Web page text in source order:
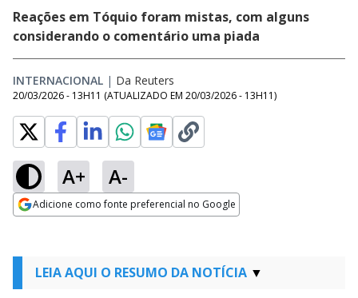
Reações em Tóquio foram mistas, com alguns
considerando o comentário uma piada
INTERNACIONAL | Da Reuters
20/03/2026 - 13H11 (ATUALIZADO EM 20/03/2026 - 13H11)
A+ A-
Adicione como fonte preferencial no Google
LEIA AQUI O RESUMO DA NOTÍCIA